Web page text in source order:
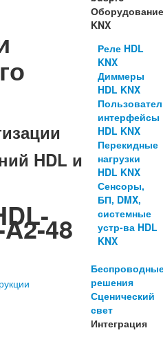
HDL и
48
KNX
Реле HDL
KNX
Диммеры
HDL KNX
интерфейсы
HDL KNX
Перекидные
нагрузки
HDL KNX
Сенсоры,
БП, DMX,
системные
устр-ва HDL
KNX
решения
Сценический
свет
Интеграция